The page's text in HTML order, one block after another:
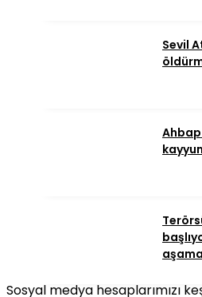
Sevil
Sosyal medya hesaplarımızı